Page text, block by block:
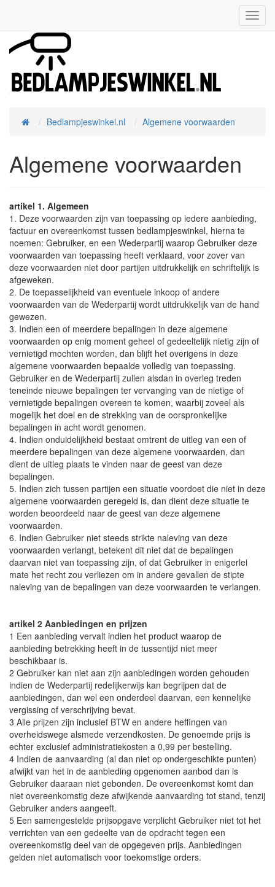
HomeBedlampjeswinkel.nl Algemene voorwaarden
Algemene voorwaarden
artikel 1. Algemeen
1. Deze voorwaarden zijn van toepassing op iedere aanbieding,
factuur en overeenkomst tussen bedlampjeswinkel, hierna te
noemen: Gebruiker, en een Wederpartij waarop Gebruiker deze
voorwaarden van toepassing heeft verklaard, voor zover van
deze voorwaarden niet door partijen uitdrukkelijk en schriftelijk is
afgeweken.
2. De toepasselijkheid van eventuele inkoop of andere
voorwaarden van de Wederpartij wordt uitdrukkelijk van de hand
gewezen.
3. Indien een of meerdere bepalingen in deze algemene
voorwaarden op enig moment geheel of gedeeltelijk nietig zijn of
vernietigd mochten worden, dan blijft het overigens in deze
algemene voorwaarden bepaalde volledig van toepassing.
Gebruiker en de Wederpartij zullen alsdan in overleg treden
teneinde nieuwe bepalingen ter vervanging van de nietige of
vernietigde bepalingen overeen te komen, waarbij zoveel als
mogelijk het doel en de strekking van de oorspronkelijke
bepalingen in acht wordt genomen.
4. Indien onduidelijkheid bestaat omtrent de uitleg van een of
meerdere bepalingen van deze algemene voorwaarden, dan
dient de uitleg plaats te vinden naar de geest van deze
bepalingen.
5. Indien zich tussen partijen een situatie voordoet die niet in deze
algemene voorwaarden geregeld is, dan dient deze situatie te
worden beoordeeld naar de geest van deze algemene
voorwaarden.
6. Indien Gebruiker niet steeds strikte naleving van deze
voorwaarden verlangt, betekent dit niet dat de bepalingen
daarvan niet van toepassing zijn, of dat Gebruiker in enigerlei
mate het recht zou verliezen om in andere gevallen de stipte
naleving van de bepalingen van deze voorwaarden te verlangen.
artikel 2 Aanbiedingen en prijzen
1 Een aanbieding vervalt indien het product waarop de
aanbieding betrekking heeft in de tussentijd niet meer
beschikbaar is.
2 Gebruiker kan niet aan zijn aanbiedingen worden gehouden
indien de Wederpartij redelijkerwijs kan begrijpen dat de
aanbiedingen, dan wel een onderdeel daarvan, een kennelijke
vergissing of verschrijving bevat.
3 Alle prijzen zijn inclusief BTW en andere heffingen van
overheidswege alsmede verzendkosten. De genoemde prijs is
echter exclusief administratiekosten a 0,99 per bestelling.
4 Indien de aanvaarding (al dan niet op ondergeschikte punten)
afwijkt van het in de aanbieding opgenomen aanbod dan is
Gebruiker daaraan niet gebonden. De overeenkomst komt dan
niet overeenkomstig deze afwijkende aanvaarding tot stand, tenzij
Gebruiker anders aangeeft.
5 Een samengestelde prijsopgave verplicht Gebruiker niet tot het
verrichten van een gedeelte van de opdracht tegen een
overeenkomstig deel van de opgegeven prijs. Aanbiedingen
gelden niet automatisch voor toekomstige orders.